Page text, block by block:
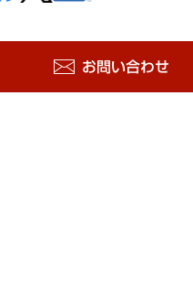
お問い合わせ